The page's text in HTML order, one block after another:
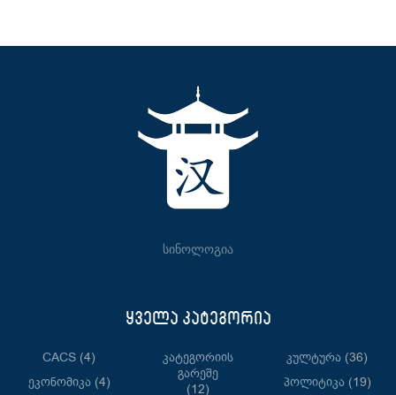
სინოლოგია
ყველა კატეგორია
CACS (4)
Ეკონომიკა(4)
Კატეგორიის
Გარეშე
(12)
Კულტურა (36)
Პოლიტიკა(19)